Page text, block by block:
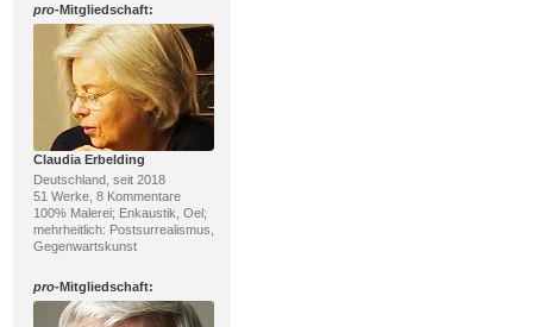
pro-Mitgliedschaft:
Claudia Erbelding
Deutschland, seit 2018
51 Werke, 8 Kommentare
100% Malerei; Enkaustik, Oel;
mehrheitlich: Postsurrealismus,
Gegenwartskunst
pro-Mitgliedschaft: